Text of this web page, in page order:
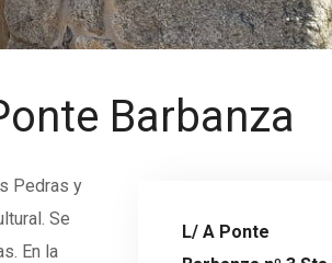
Barbanza
Pedras y
Se
En la
L/ A Ponte